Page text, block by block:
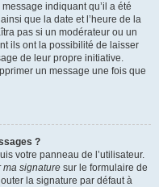
indiquant qu’il a été
que la date et l’heure de la
pas si un modérateur ou un
ils ont la possibilité de laisser
de leur propre initiative.
un message une fois que
?
votre panneau de l’utilisateur.
ma signature sur le formulaire de
la signature par défaut à